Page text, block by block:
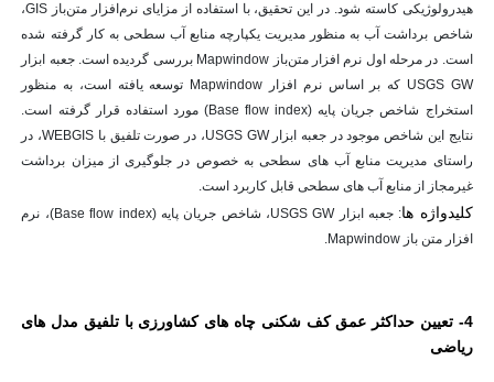
هیدرولوژیکی کاسته شود. در این تحقیق، با استفاده از مزایای نرم‌افزار متن‌باز GIS،
شاخص‌ برداشت آب به منظور مدیریت یکپارچه منابع آب سطحی به کار گرفته شده
است. در مرحله اول نرم افزار متن‌باز Mapwindow بررسی گردیده است. جعبه ابزار
USGS GW که بر اساس نرم افزار Mapwindow توسعه یافته است، به منظور
استخراج شاخص جریان پایه (Base flow index) مورد استفاده قرار گرفته است.
نتایج این شاخص موجود در جعبه ابزار USGS GW، در صورت تلفیق با WEBGIS، در
راستای مدیریت منابع آب های سطحی به خصوص در جلوگیری از میزان برداشت
غیرمجاز از منابع آب های سطحی قابل کاربرد است.
کلیدواژه ها
: جعبه ابزار USGS GW، شاخص جریان پایه (Base flow index)، نرم
افزار متن باز Mapwindow.
4- تعیین حداکثر عمق کف شکنی چاه های کشاورزی با تلفیق مدل های
ریاضی